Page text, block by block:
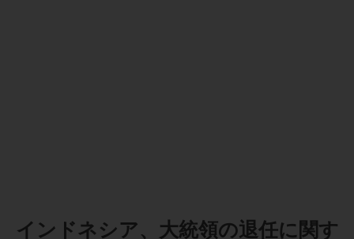
インドネシア、大統領の退任に関す